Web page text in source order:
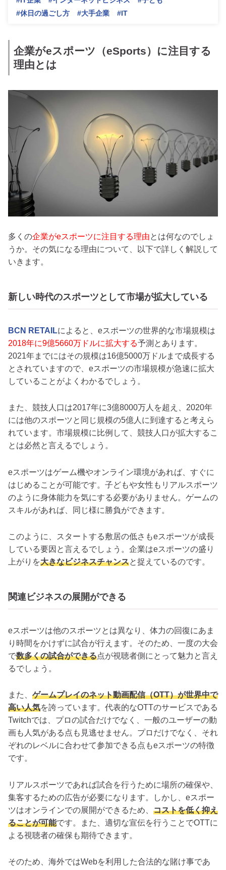
#休日の過ごし方
#大手企業 #IT
企業がeスポーツ（eSports）に注目する
理由とは
多くの企業がeスポーツに注目する理由とは何なのでしょ
うか。その気になる理由について、以下で詳しく解説して
いきます。
新しい時代のスポーツとして市場が拡大している
BCN RETAILによると、eスポーツの世界的な市場規模は
2018年に9億5660万ドルに拡大する予測とあります。
2021年までにはその規模は16億5000万ドルまで成長する
とされていますので、eスポーツの市場規模が急速に拡大
していることがよくわかるでしょう。
また、競技人口は2017年に3億8000万人を超え、2020年
には他のスポーツと同じ規模の5億人に到達すると考えら
れています。市場規模に比例して、競技人口が拡大するこ
とは必然と言えるでしょう。
eスポーツはゲーム機やオンライン環境があれば、すぐに
はじめることが可能です。子どもや女性もリアルスポーツ
のように身体能力を気にする必要がありません。ゲームの
スキルがあれば、同じ様に勝負ができます。
このように、スタートする敷居の低さもeスポーツが成長
している要因と言えるでしょう。企業はeスポーツの盛り
上がりを大きなビジネスチャンスと捉えているのです。
関連ビジネスの展開ができる
eスポーツは他のスポーツとは異なり、体力の回復にあま
り時間をかけずに試合が行えます。そのため、一度の大会
で数多くの試合ができる点が視聴者側にとって魅力と言え
るでしょう。
また、 ゲームプレイのネット動画配信（OTT）が世界中で
高い人気を誇っています。代表的なOTTのサービスである
Twitchでは、プロの試合だけでなく、一般のユーザーの動
画も人気がある点も見逃せません。プロだけでなく、それ
ぞれのレベルに合わせて参加できる点もeスポーツの特徴
です。
リアルスポーツであれば試合を行うために場所の確保や、
集客するための広告が必要になります。しかし、eスポー
ツはオンラインでの展開ができるため、 コストを低く抑え
ることが可能です。また、適切な宣伝を行うことでOTTに
よる視聴者の確保も期待できます。
そのため、海外ではWebを利用した合法的な賭け事であ